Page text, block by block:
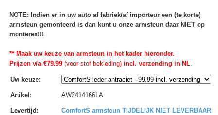
NOTE: Indien er in uw auto af fabriek/af importeur een (te korte)
armsteun gemonteerd is dan kunt u onze armsteun daar NIET op
monteren!!!
** Maak uw keuze van armsteun in het kader hieronder.
Prijzen v/a €79,99(voor stof bekleding)incl. verzending in NL.
Uw keuze:
Artikel : AW2414166LA
Levertijd : ComfortS armsteun TIJDELIJK NIET LEVERBAAR